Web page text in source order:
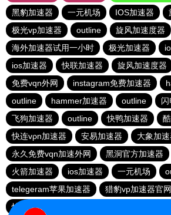
黑豹加速器
一元机场 IOS加速器
极光vp加速器
outline
旋风加速度器
海外加速器试用一小时
极光加速器
ios加速器
快联加速器 旋风加速度器
免费vqn外网
instagram免费加速器
outline
hammer加速器 outline
飞狗加速器
outline 快鸭加速器
快连vρn加速器
安易加速器 大象加速
永久免费vqn加速外网
黑洞官方加速器
火箭加速器
ios加速器 一元机场
telegeram苹果加速器
猎豹vp加速器官网
快柠檬加速器